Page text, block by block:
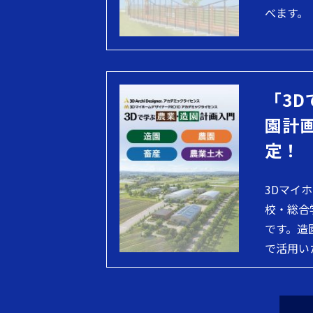
べます。
「
園計
定！
3Dマイ
校・総
です。
で活用